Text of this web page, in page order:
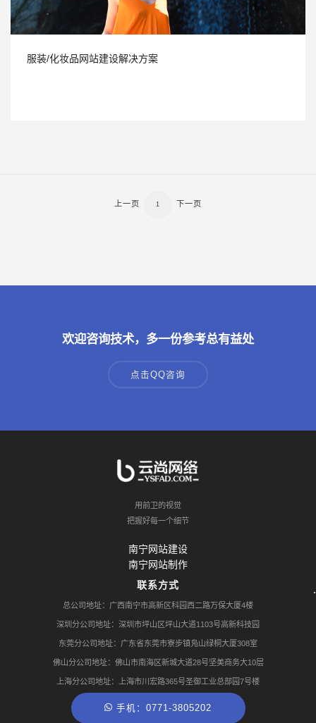
服装/化妆品网站建设解决方案
上一页 1 下一页
欢迎咨询技术，多一份参考总有益处
点击QQ咨询
用前卫的视觉
把握好每一个细节
南宁网站建设
南宁网站制作
联系方式
总公司地址：广西南宁市高新区科园西二路万保大厦4楼
深圳分公司地址：深圳市坪山区坪山大道1103号高新科技园
东莞分公司地址：广东省东莞市寮步镇凫山绿桐大厦308室
佛山分公司地址：佛山市南海区新城大道28号坚美商务大10层
上海分公司地址：上海市川宏路365号圣御工业总部园7号楼
手机：0771-3805202